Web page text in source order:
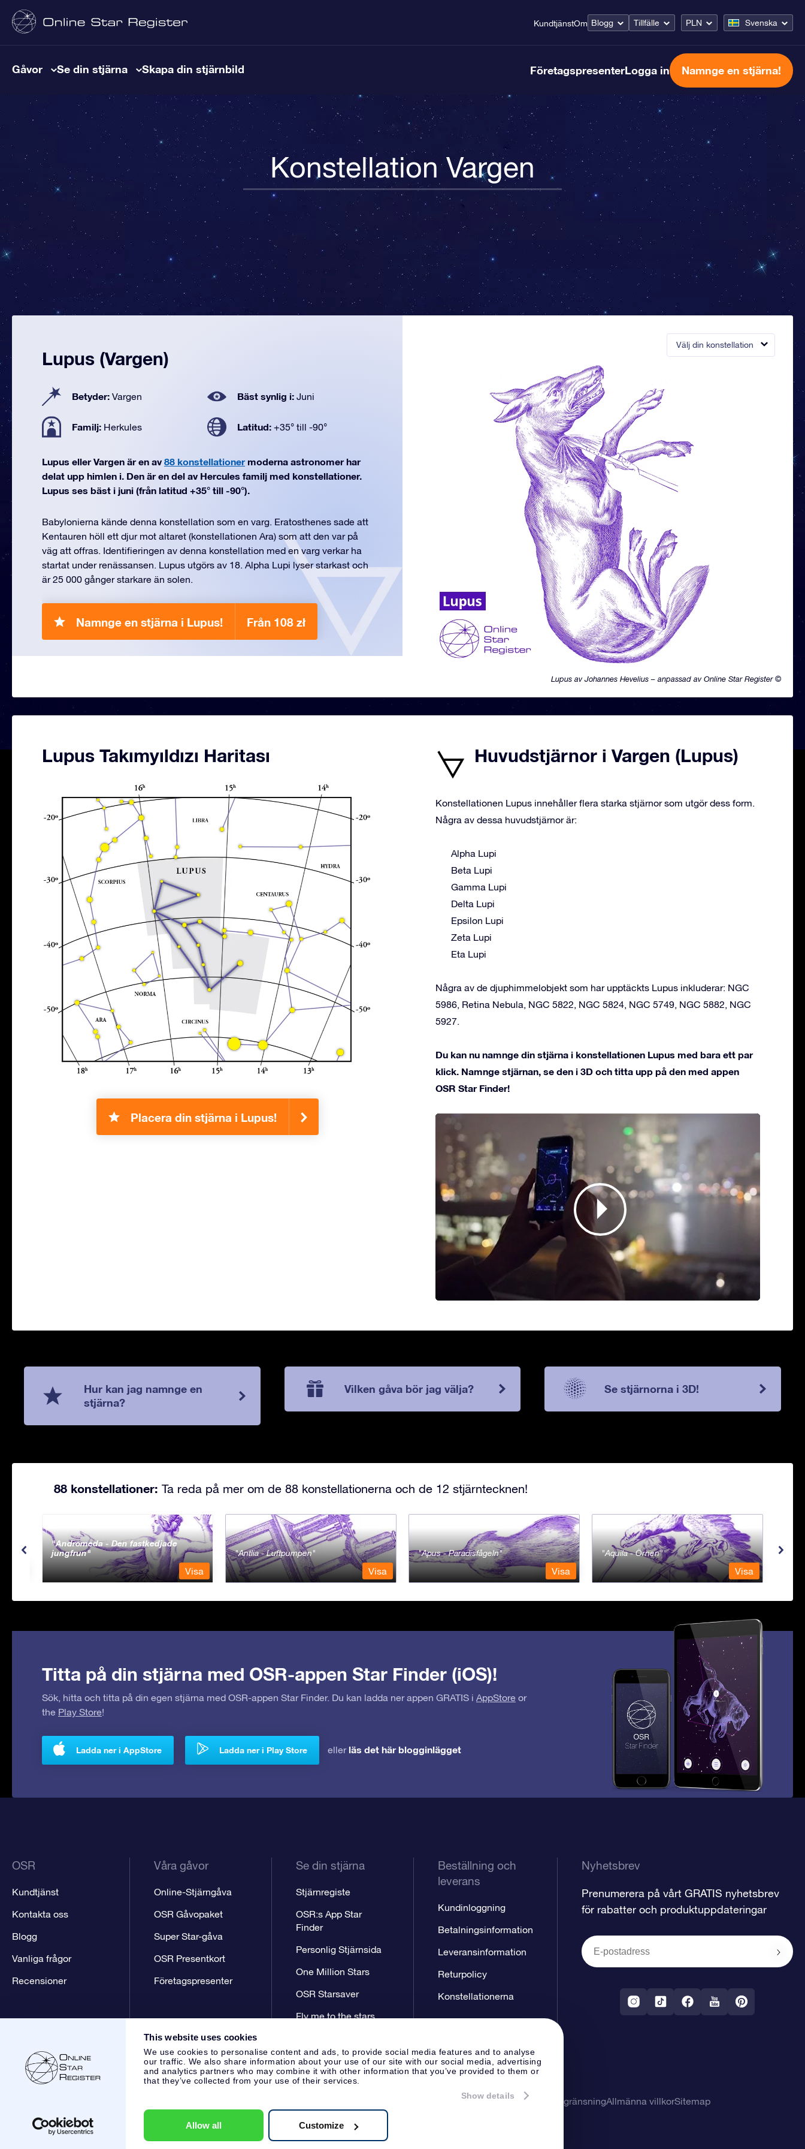
This website uses cookies
We use cookies to personalise content and ads, to provide social media features and to analyse
our traffic. We also share information about your use of our site with our social media, advertising
and analytics partners who may combine it with other information that you’ve provided to them or
that they’ve collected from your use of their services.
Show details
Allow all Customize
KundtjänstOm Blogg Tillfälle PLN Svenska
Gåvor Se din stjärna Skapa din stjärnbild FöretagspresenterLogga in Namnge en stjärna!
Konstellation Vargen
Välj din konstellation
Lupus av Johannes Hevelius – anpassad av Online Star Register ©
Lupus (Vargen)
Betyder: Vargen Bäst synlig i: Juni
Familj: Herkules Latitud: +35° till -90°
Lupus eller Vargen är en av 88 konstellationermoderna astronomer har
delat upp himlen i. Den är en del av Hercules familj med konstellationer.
Lupus ses bäst i juni (från latitud +35° till -90°).
Babylonierna kände denna konstellation som en varg. Eratosthenes sade att
Kentauren höll ett djur mot altaret (konstellationen Ara) som att den var på
väg att offras. Identifieringen av denna konstellation med en varg verkar ha
startat under renässansen. Lupus utgörs av 18. Alpha Lupi lyser starkast och
är 25 000 gånger starkare än solen.
Namnge en stjärna i Lupus! Från 108 zł
Lupus Takımyıldızı Haritası
Placera din stjärna i Lupus!
Huvudstjärnor i Vargen (Lupus)
Konstellationen Lupus innehåller flera starka stjärnor som utgör dess form.
Några av dessa huvudstjärnor är:
Alpha Lupi
Beta Lupi
Gamma Lupi
Delta Lupi
Epsilon Lupi
Zeta Lupi
Eta Lupi
Några av de djuphimmelobjekt som har upptäckts Lupus inkluderar: NGC
5986, Retina Nebula, NGC 5822, NGC 5824, NGC 5749, NGC 5882, NGC
5927.
Du kan nu namnge din stjärna i konstellationen Lupus med bara ett par
klick. Namnge stjärnan, se den i 3D och titta upp på den med appen
OSR Star Finder!
Hur kan jag namnge en
stjärna?
Vilken gåva bör jag välja? Se stjärnorna i 3D!
88 konstellationer: Ta reda på mer om de 88 konstellationerna och de 12 stjärntecknen!
Andromeda - Den fastkedjade
jungfrun
Visa
Antlia - Luftpumpen
Visa
Apus - Paradisfågeln
Visa
Aquila - Örnen
Visa
Titta på din stjärna med OSR-appen Star Finder (iOS)!
Sök, hitta och titta på din egen stjärna med OSR-appen Star Finder. Du kan ladda ner appen GRATIS i AppStore or
the Play Store!
Ladda ner i AppStore Ladda ner i Play Store eller läs det här blogginlägget
OSR
Kundtjänst
Kontakta oss
Blogg
Vanliga frågor
Recensioner
Våra gåvor
Online-Stjärngåva
OSR Gåvopaket
Super Star-gåva
OSR Presentkort
Företagspresenter
Se din stjärna
Stjärnregiste
OSR:s App Star
Finder
Personlig Stjärnsida
One Million Stars
OSR Starsaver
Fly me to the stars
Beställning och
leverans
Kundinloggning
Betalningsinformation
Leveransinformation
Returpolicy
Konstellationerna
Nyhetsbrev
Prenumerera på vårt GRATIS nyhetsbrev
för rabatter och produktuppdateringar
Kundtjänst:help@osr.org KVK: 60333553, VAT: NL 8538.62.722B01
Sekretesspolicy & AnsvarsbegränsningAllmänna villkorSitemap